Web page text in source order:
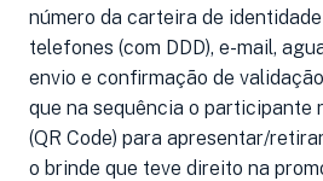
número da carteira de identidade
telefones (com DDD), e-mail,
envio e confirmação de
que na sequência o participante
(QR Code) para apresentar/
o brinde que teve direito na